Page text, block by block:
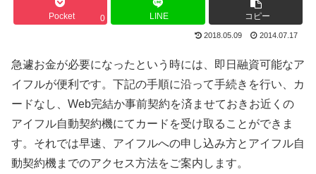
Pocket 0 LINE コピー
2018.05.09 2014.07.17
急遽お金が必要になったという時には、即日融資可能なア
イフルが便利です。下記の手順に沿って手続きを行い、カ
ードなし、Web完結か事前契約を済ませておきお近くの
アイフル自動契約機にてカードを受け取ることができま
す。それでは早速、アイフルへの申し込み方とアイフル自
動契約機までのアクセス方法をご案内します。